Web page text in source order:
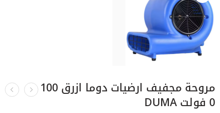
مروحة مجفيف ارضيات دوما ازرق 100
0 فولت DUMA